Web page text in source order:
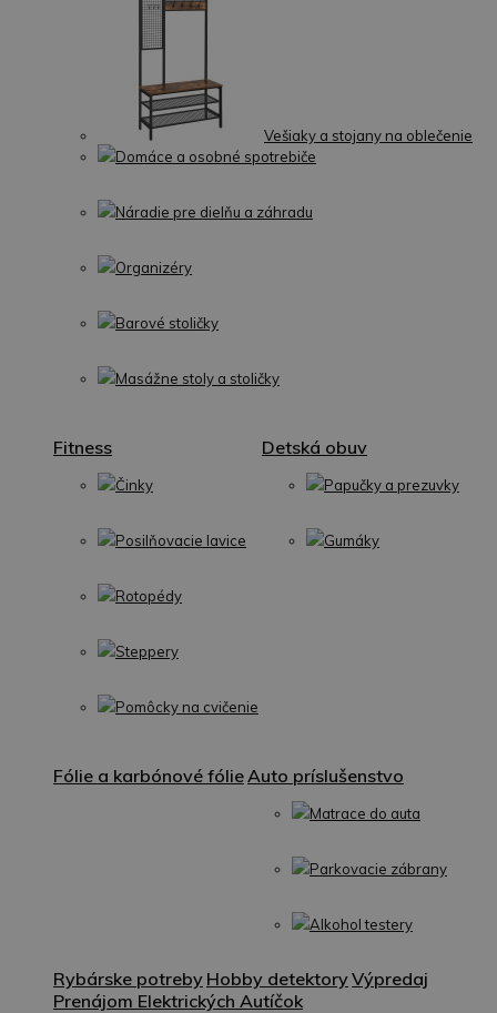
Vešiaky a stojany na oblečenie
Domáce a osobné spotrebiče
Náradie pre dielňu a záhradu
Organizéry
Barové stoličky
Masážne stoly a stoličky
Fitness
Činky
Posilňovacie lavice
Rotopédy
Steppery
Pomôcky na cvičenie
Detská obuv
Papučky a prezuvky
Gumáky
Fólie a karbónové fólieAuto príslušenstvo
Matrace do auta
Parkovacie zábrany
Alkohol testery
Rybárske potreby Hobby detektoryVýpredaj
Prenájom Elektrických Autíčok